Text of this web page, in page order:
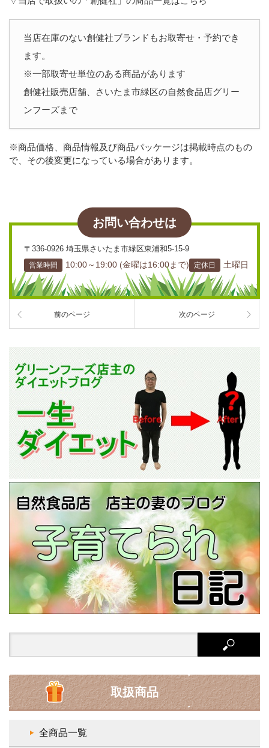
当店在庫のない創健社ブランドもお取寄せ・予約でき
ます。
※一部取寄せ単位のある商品があります
創健社販売店舗、さいたま市緑区の自然食品店グリー
ンフーズまで
※商品価格、商品情報及び商品パッケージは掲載時点のもの
で、その後変更になっている場合があります。
お問い合わせは
〒336-0926 埼玉県さいたま市緑区東浦和5-15-9
営業時間
10:00～19:00 (金曜は16:00まで) 定休日 土曜日
前のページ 次のページ
取扱商品
全商品一覧